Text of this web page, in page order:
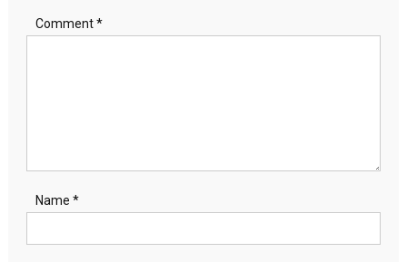
Comment*
Name *